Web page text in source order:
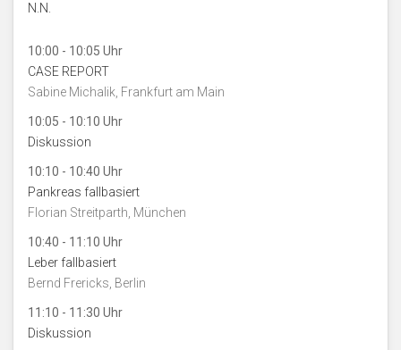
N.N.
10:00 - 10:05 Uhr
CASE REPORT
Sabine Michalik, Frankfurt am Main
10:05 - 10:10 Uhr
Diskussion
10:10 - 10:40 Uhr
Pankreas fallbasiert
Florian Streitparth, München
10:40 - 11:10 Uhr
Leber fallbasiert
Bernd Frericks, Berlin
11:10 - 11:30 Uhr
Diskussion